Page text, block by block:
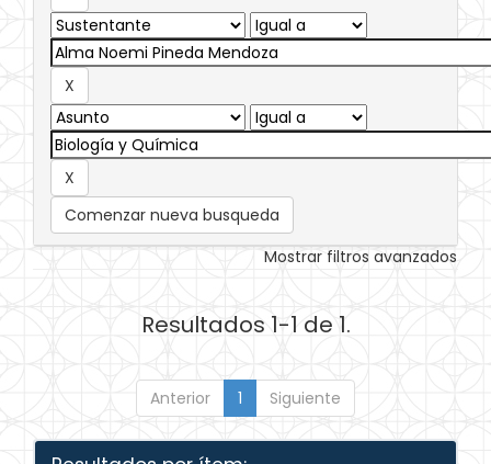
Comenzar nueva busqueda
Mostrar filtros avanzados
Resultados 1-1 de 1.
Anterior 1 Siguiente